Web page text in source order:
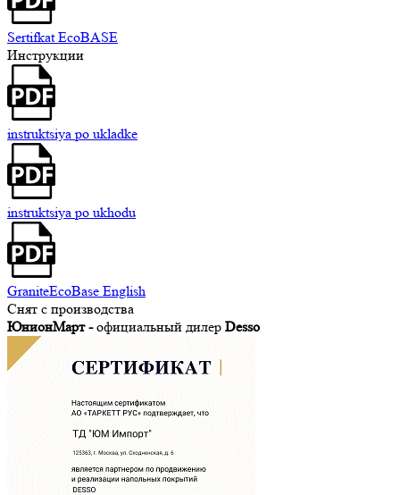
Sertifkat EcoBASE
Инструкции
instruktsiya po ukladke
instruktsiya po ukhodu
GraniteEcoBase English
Снят с производства
ЮнионМарт -официальный дилер Desso